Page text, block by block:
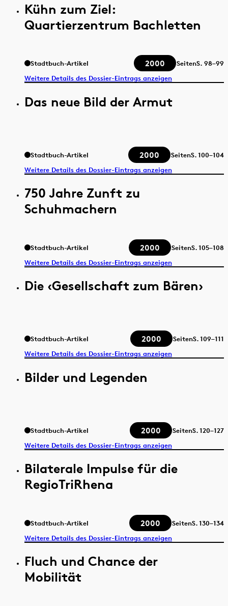
Kühn zum Ziel:
Quartierzentrum Bachletten
Stadtbuch-Artikel 2000 SeitenS. 98–99
Weitere Details des Dossier-Eintrags anzeigen
Das neue Bild der Armut
Stadtbuch-Artikel 2000 SeitenS.100–104
Weitere Details des Dossier-Eintrags anzeigen
750 Jahre Zunft zu
Schuhmachern
Stadtbuch-Artikel 2000 SeitenS.105–108
Weitere Details des Dossier-Eintrags anzeigen
Die ‹Gesellschaft zum Bären›
Stadtbuch-Artikel 2000 SeitenS.109–111
Weitere Details des Dossier-Eintrags anzeigen
Bilder und Legenden
Stadtbuch-Artikel 2000 SeitenS.120–127
Weitere Details des Dossier-Eintrags anzeigen
Bilaterale Impulse für die
RegioTriRhena
Stadtbuch-Artikel 2000 SeitenS.130–134
Weitere Details des Dossier-Eintrags anzeigen
Fluch und Chance der
Mobilität